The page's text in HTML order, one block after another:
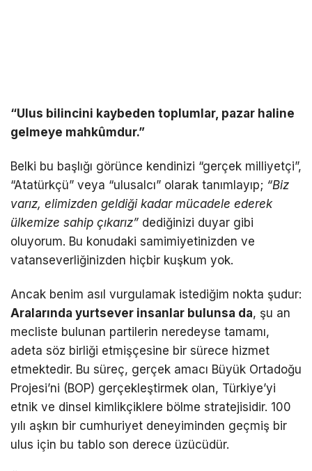
“Ulus bilincini kaybeden toplumlar, pazar haline
gelmeye mahkûmdur.”
Belki bu başlığı görünce kendinizi “gerçek milliyetçi”,
“Atatürkçü” veya “ulusalcı” olarak tanımlayıp; “Biz
varız, elimizden geldiği kadar mücadele ederek
ülkemize sahip çıkarız” dediğinizi duyar gibi
oluyorum. Bu konudaki samimiyetinizden ve
vatanseverliğinizden hiçbir kuşkum yok.
Ancak benim asıl vurgulamak istediğim nokta şudur:
Aralarında yurtsever insanlar bulunsa da, şu an
mecliste bulunan partilerin neredeyse tamamı,
adeta söz birliği etmişçesine bir sürece hizmet
etmektedir. Bu süreç, gerçek amacı Büyük Ortadoğu
Projesi’ni (BOP) gerçekleştirmek olan, Türkiye’yi
etnik ve dinsel kimlikçiklere bölme stratejisidir. 100
yılı aşkın bir cumhuriyet deneyiminden geçmiş bir
ulus için bu tablo son derece üzücüdür.